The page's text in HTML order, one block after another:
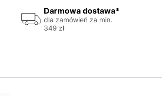
Darmowa dostawa*
dla zamówień za min.
349 zł